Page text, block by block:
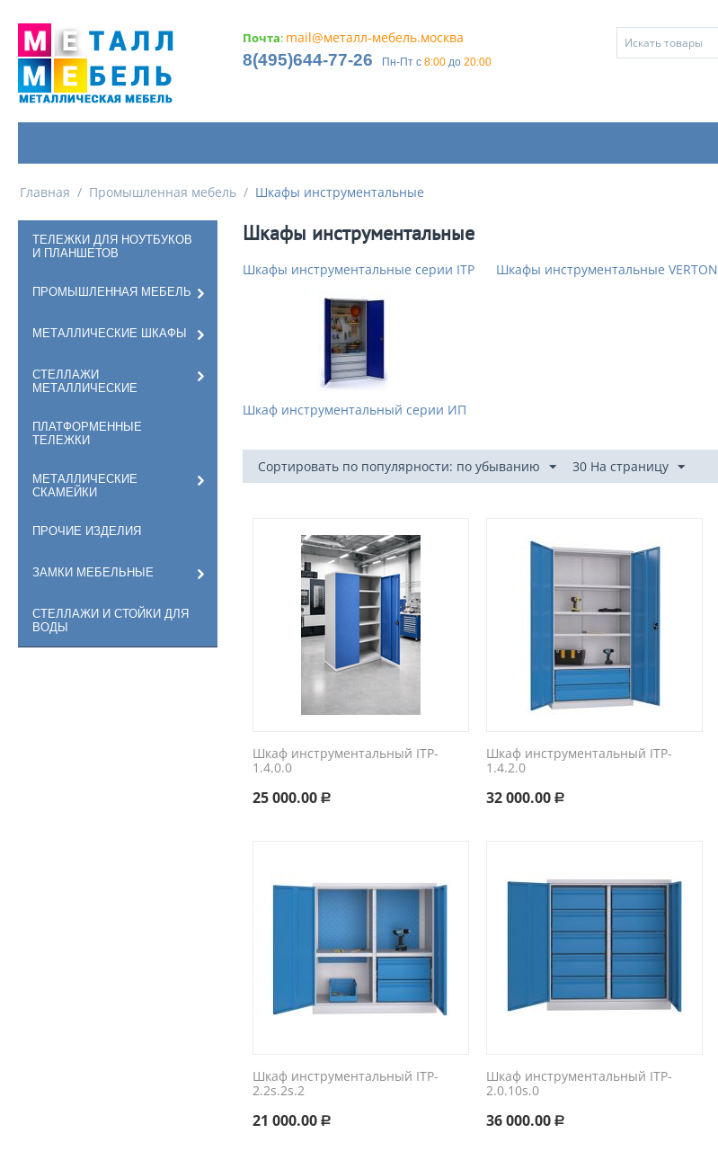
Почта: mail@металл-мебель.москва
8(495)644-77-26 Пн-Пт с 8:00 до 20:00
Главная / Промышленная мебель / Шкафы инструментальные
ТЕЛЕЖКИ ДЛЯ НОУТБУКОВ
И ПЛАНШЕТОВ
ПРОМЫШЛЕННАЯ МЕБЕЛЬ
МЕТАЛЛИЧЕСКИЕ ШКАФЫ
СТЕЛЛАЖИ
МЕТАЛЛИЧЕСКИЕ
ПЛАТФОРМЕННЫЕ
ТЕЛЕЖКИ
МЕТАЛЛИЧЕСКИЕ
СКАМЕЙКИ
ПРОЧИЕ ИЗДЕЛИЯ
ЗАМКИ МЕБЕЛЬНЫЕ
СТЕЛЛАЖИ И СТОЙКИ ДЛЯ
ВОДЫ
Шкафы инструментальные
Шкафы инструментальные серии ITP Шкафы инструментальные VERTON
Шкаф инструментальный серии ИП
Сортировать по популярности: по убыванию 30 На страницу
Шкаф инструментальный ITP-
1.4.0.0
25 000.00 Р
Шкаф инструментальный ITP-
1.4.2.0
32 000.00 Р
Шкаф инструментальный ITP-
2.2s.2s.2
21 000.00 Р
Шкаф инструментальный ITP-
2.0.10s.0
36 000.00 Р